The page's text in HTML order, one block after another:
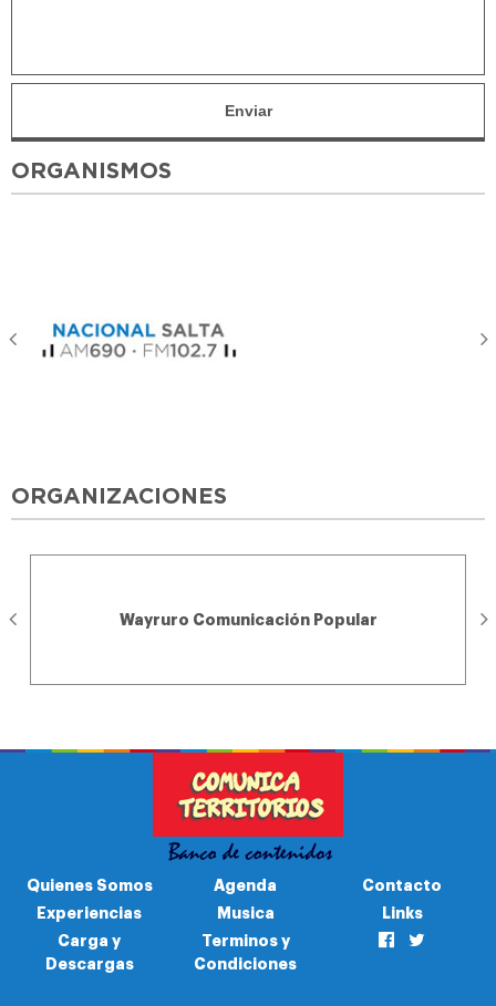
ORGANISMOS
ORGANIZACIONES
Wayruro Comunicación Popular
Quienes Somos
Experiencias
Carga y
Descargas
Agenda
Musica
Terminos y
Condiciones
Contacto
Links